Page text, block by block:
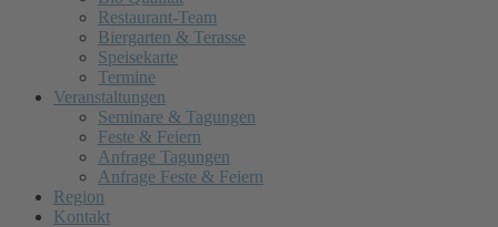
Restaurant-Team
Biergarten & Terasse
Speisekarte
Termine
Veranstaltungen
Seminare & Tagungen
Feste & Feiern
Anfrage Tagungen
Anfrage Feste & Feiern
Region
Kontakt